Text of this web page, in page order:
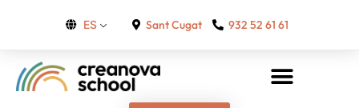
ES Sant Cugat 932 52 61 61